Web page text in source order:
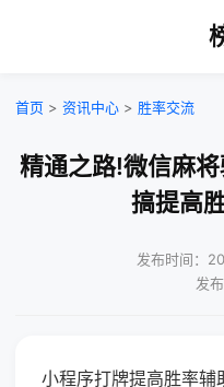
首页 > 资讯中心 > 胜率交流
精通之路!微信麻
搞提高
发布时间：
发
小程序打牌提高胜率辅